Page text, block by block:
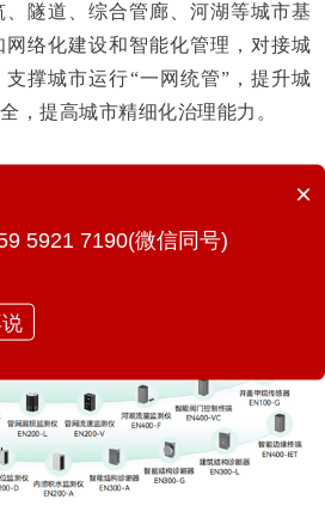
隧道、综合管廊、河湖等城市基
络化建设和智能化管理，对接城
撑城市运行“一网统管”，提升城
，提高城市精细化治理能力。
×
5921 7190(微信同号)